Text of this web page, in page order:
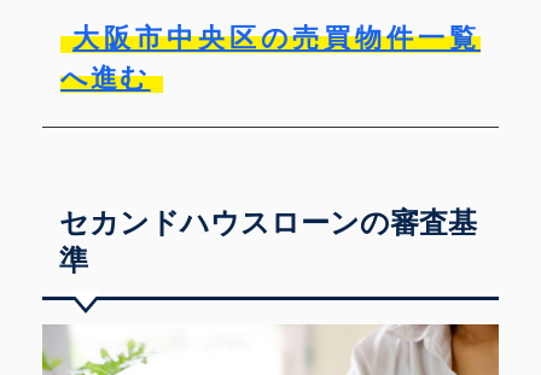
大阪市中央区の売買物件一覧
へ進む
セカンドハウスローンの審査基
準